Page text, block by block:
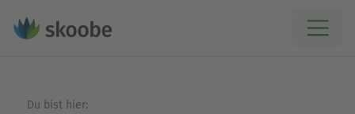
Du bist hier: